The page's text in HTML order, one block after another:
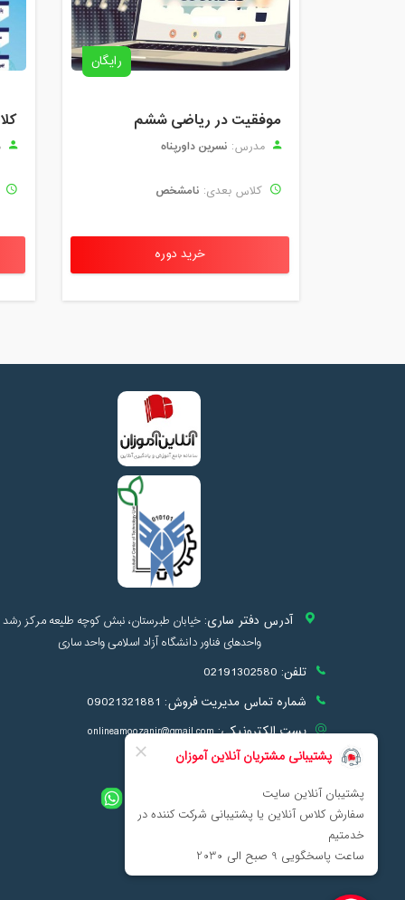
رایگان
موفقیت در ریاضی ششم
مدرس: نسرین داورپناه
کلاس بعدی: نامشخص
خرید دوره
آدرس دفتر ساری: خیابان طبرستان، نبش کوچه طلیعه مرکز رشد
واحدهای فناور دانشگاه آزاد اسلامی واحد ساری
تلفن: 02191302580
شماره تماس مدیریت فروش: 09021321881
پست الکترونیکی:onlineamoozanir@gmail.com
info@onlineamoozan.ir